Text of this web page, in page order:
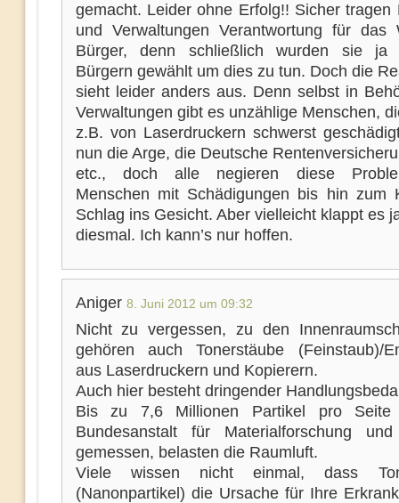
gemacht. Leider ohne Erfolg!! Sicher tragen
und Verwaltungen Verantwortung für das
Bürger, denn schließlich wurden sie ja
Bürgern gewählt um dies zu tun. Doch die
sieht leider anders aus. Denn selbst in
Verwaltungen gibt es unzählige Menschen,
z.B. von Laserdruckern schwerst
nun die Arge, die Deutsche
etc., doch alle negieren diese
Menschen mit Schädigungen bis hin zum
Schlag ins Gesicht. Aber vielleicht klappt es
diesmal. Ich kann’s nur hoffen.
Aniger 8. Juni 2012 um 09:32
Nicht zu vergessen, zu den
gehören auch Tonerstäube (Feinstaub)/
aus Laserdruckern und Kopierern.
Auch hier besteht dringender
Bis zu 7,6 Millionen Partikel pro
Bundesanstalt für Materialforschung
gemessen, belasten die Raumluft.
Viele wissen nicht einmal, dass
(Nanonpartikel) die Ursache für Ihre